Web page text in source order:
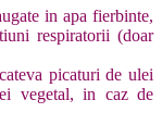
in apa fierbinte,
respiratorii (doar
picaturi de ulei
vegetal, in caz de